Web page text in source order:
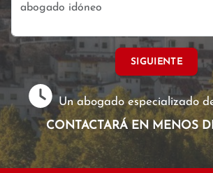
SIGUIENTE
Un abogado especializado
CONTACTARÁ EN MENOS